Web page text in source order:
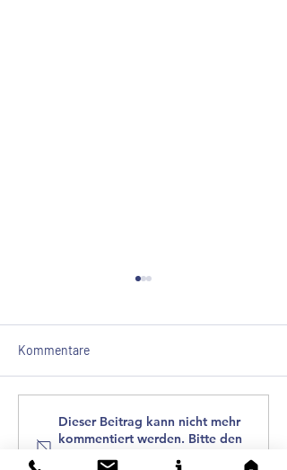
Magazin: Architecture
Européenne
Sommerausgabe 2023 -
Kommentare
Dieser Beitrag kann nicht mehr
kommentiert werden. Bitte den
Website-Eigentümer für weitere